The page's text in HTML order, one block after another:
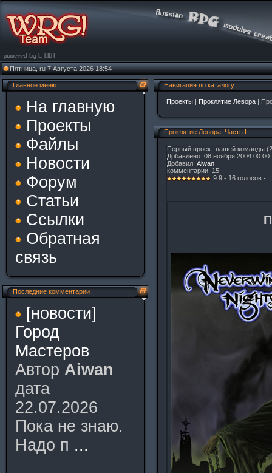
Пятница, ru 7 Августа 2026 18:54
Главное меню
На главную
Проекты
Файлы
Новости
Форум
Статьи
Ссылки
Обратная
связь
Последние комментарии
[новости]
Город
Мастеров
Автор Aiwan
дата
22.07.2026
Пока не знаю.
Надо п ...
Навигация по каталогу
Проекты | Проклятие Левора |
Проклятие Левора. Часть I
Первый проект нашей команды
Добавлено: 08 ноября 2004 00:00
Добавил: Aiwan
комментарии: 15
9.9 - 16 голосов -